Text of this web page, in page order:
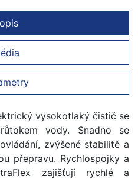
vysokotlaký čistič se
vody. Snadno se
zvýšené stabilitě a
přepravu. Rychlospojky a
zajišťují rychlé a